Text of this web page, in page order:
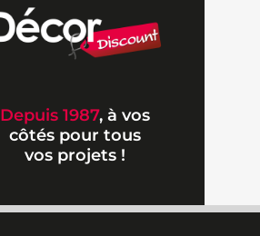
Depuis 1987, à vos
côtés pour tous
vos projets !